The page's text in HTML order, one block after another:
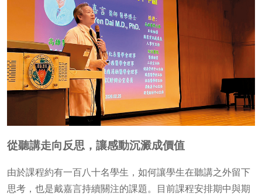
從聽講走向反思，讓感動沉澱成價值
由於課程約有一百八十名學生，如何讓學生在聽講之外留下
思考，也是戴嘉言持續關注的課題。目前課程安排期中與期